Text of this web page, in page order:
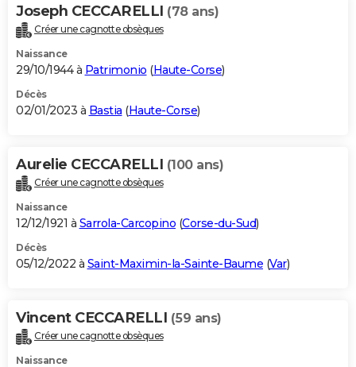
Joseph CECCARELLI (78 ans)
Créer une cagnotte obsèques
Naissance
29/10/1944 à Patrimonio (Haute-Corse)
Décès
02/01/2023 à Bastia (Haute-Corse)
Aurelie CECCARELLI (100 ans)
Créer une cagnotte obsèques
Naissance
12/12/1921 à Sarrola-Carcopino (Corse-du-Sud)
Décès
05/12/2022 à Saint-Maximin-la-Sainte-Baume (Var)
Vincent CECCARELLI (59 ans)
Créer une cagnotte obsèques
Naissance